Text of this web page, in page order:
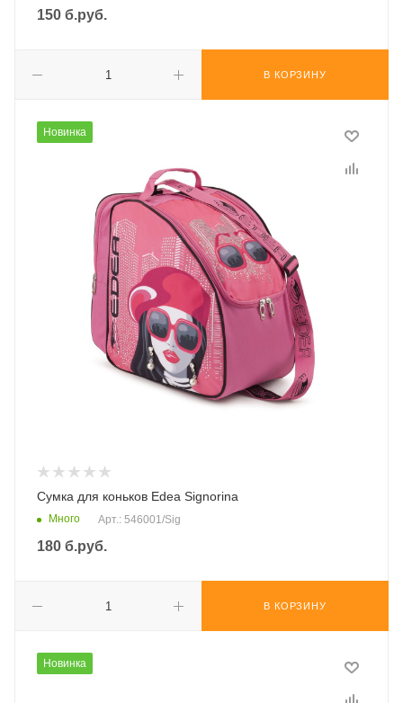
150 б.руб.
В КОРЗИНУ
Новинка
Сумка для коньков Edea Signorina
Много Арт.: 546001/Sig
180 б.руб.
В КОРЗИНУ
Новинка